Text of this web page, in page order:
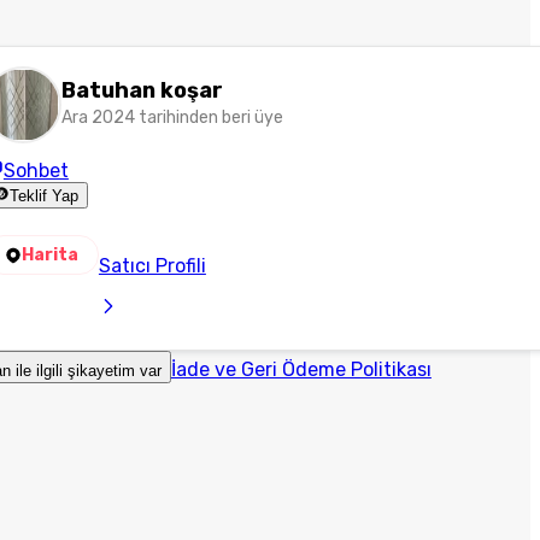
Batuhan koşar
Ara 2024 tarihinden beri üye
Sohbet
Teklif Yap
Harita Satıcı Profili
ile ilgili şikayetim var İade ve Geri Ödeme Politikası